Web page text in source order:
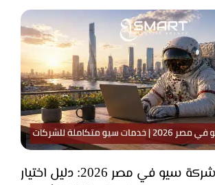
أفضل شركة سيو في مصر 2026: دليل اختيار